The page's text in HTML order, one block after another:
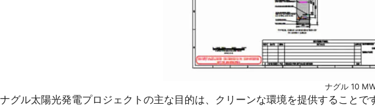
ナグル 10
ナグル太陽光発電プロジェクトの主な目的は、クリーンな環境を提供すること